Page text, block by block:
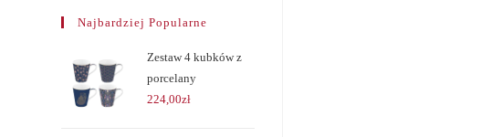
Najbardziej Popularne
Zestaw 4 kubków z
porcelany
224,00zł